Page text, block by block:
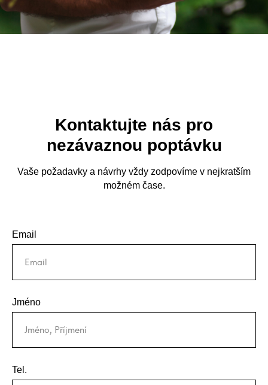
Kontaktujte nás pro
nezávaznou poptávku
Vaše požadavky a návrhy vždy zodpovíme v nejkratším
možném čase.
Email
Jméno
Tel.